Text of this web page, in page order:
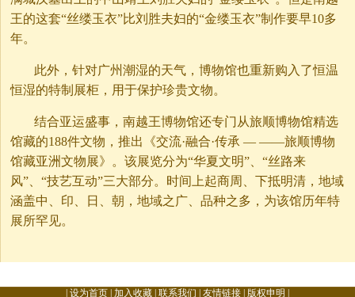
王的这套“丝缕玉衣”比刘胜夫妇的“金缕玉衣”制作要早10多
年。
此外，针对广州潮湿的天气，博物馆也重新购入了恒温
恒湿的特制展柜，用于保护珍贵文物。
结合亚运盛事，南越王博物馆还专门从旅顺博物馆精选
馆藏的188件文物，推出《交流·融合·传承 — ——旅顺博物
馆藏亚洲文物展》。该展览分为“华夏文明”、“丝路来
风”、“技艺互动”三大部分。时间上起商周、下抵明清，地域
涵盖中、印、日、朝，地域之广、品种之多，为该馆历年特
展所罕见。
设为首页 加入收藏 联系我们 友情链接 版权申明